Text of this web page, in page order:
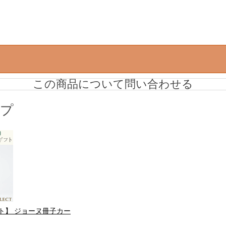
この商品について問い合わせる
】 ジョーヌ冊子カー